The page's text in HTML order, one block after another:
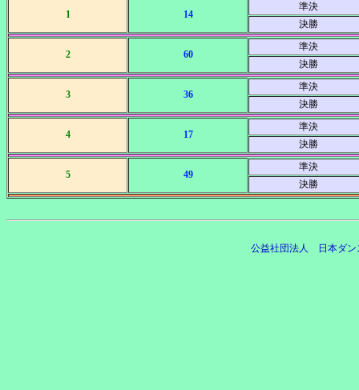
1 14
準決
決勝
2 60
準決
決勝
3 36
準決
決勝
4 17
準決
決勝
5 49
準決
決勝
公益社団法人 日本ダ